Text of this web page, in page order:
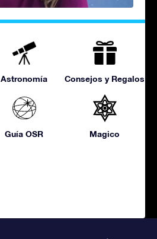
Astronomía Consejos y Regalos
Guía OSR Magico